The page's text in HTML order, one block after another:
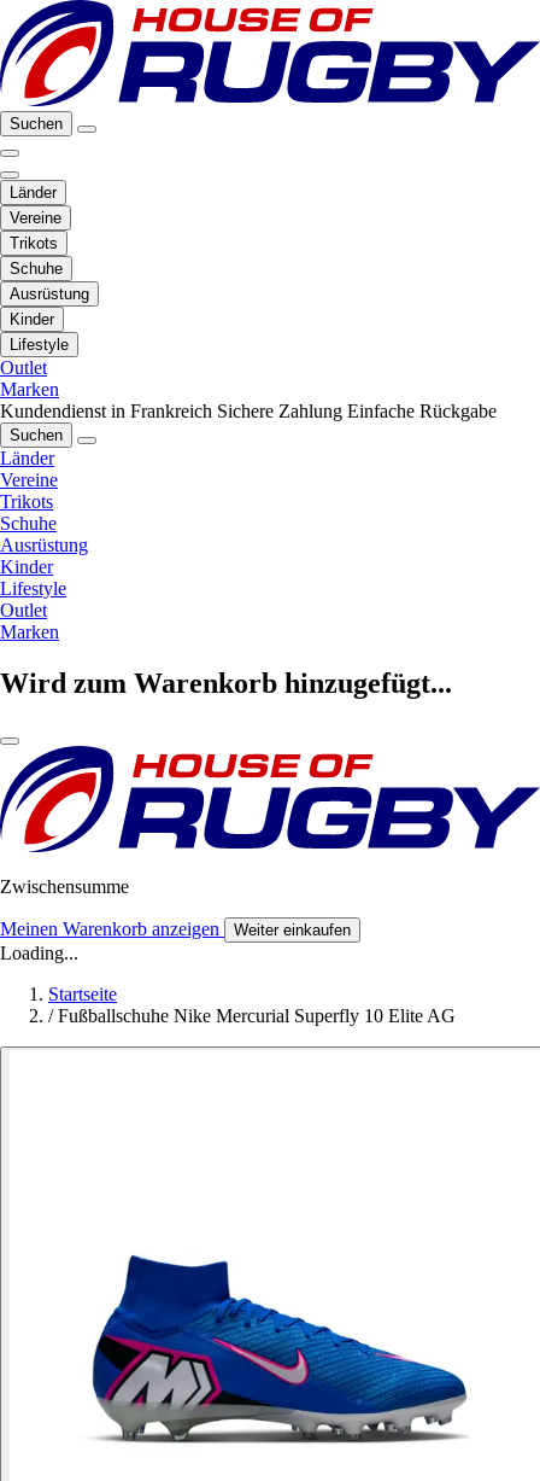
Suchen
Länder
Vereine
Trikots
Schuhe
Ausrüstung
Kinder
Lifestyle
Outlet
Marken
Kundendienst in Frankreich Sichere Zahlung Einfache Rückgabe
Suchen
Länder
Vereine
Trikots
Schuhe
Ausrüstung
Kinder
Lifestyle
Outlet
Marken
Wird zum Warenkorb hinzugefügt...
Zwischensumme
Meinen Warenkorb anzeigen Weiter einkaufen
Loading...
Startseite
/ Fußballschuhe Nike Mercurial Superfly 10 Elite AG